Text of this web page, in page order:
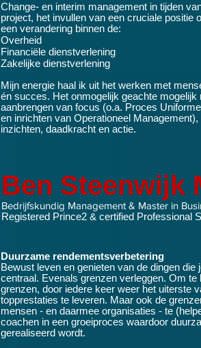
Change- en interim management in tijden
project, het invullen van een cruciale positie
een verandering binnen de:
Overheid
Financiële dienstverlening
Zakelijke dienstverlening
Mijn energie haal ik uit het werken met
én succes. Het onmogelijk geachte mogelijk
aanbrengen van focus (o.a. Proces
en inrichten van Operationeel
inzichten, daadkracht en actie.
Ben Steenwijk
Bedrijfskundig Management & Master in
Registered Prince2 & certified Professional
Duurzame rendementsverbetering
Bewust leven en genieten van de dingen die
centraal. Evenals grenzen verleggen. Om te
grenzen, door iedere keer weer het uiterste
topprestaties te leveren. Maar ook de
mensen - en daarmee organisaties - te
coachen in een groeiproces waardoor
gerealiseerd wordt.